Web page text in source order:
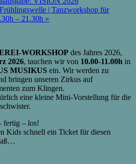
| Tanzworkshop für
– 21.30h »
WORKSHOP des Jahres 2026,
2026, tauchen wir von 10.00-11.00h in
MUSIKUS ein. Wir werden zu
bringen unseren Zirkus auf
zum Klingen.
eine kleine Mini-Vorstellung für die
fertig – los!
Kids schnell ein Ticket für diesen